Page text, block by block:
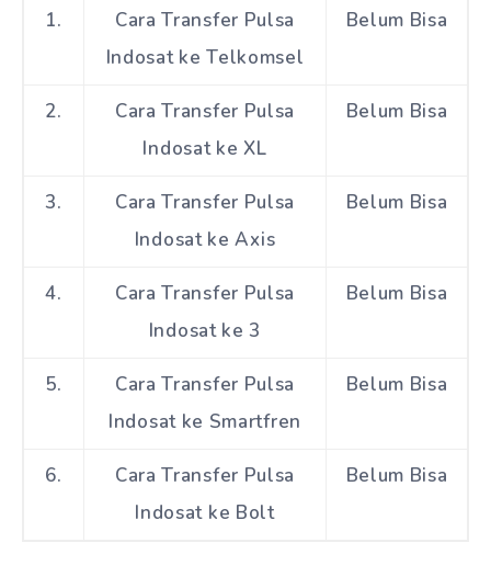
1.
Cara Transfer Pulsa
Indosat ke Telkomsel
Belum Bisa
2.
Cara Transfer Pulsa
Indosat ke XL
Belum Bisa
3.
Cara Transfer Pulsa
Indosat ke Axis
Belum Bisa
4.
Cara Transfer Pulsa
Indosat ke 3
Belum Bisa
5.
Cara Transfer Pulsa
Indosat ke Smartfren
Belum Bisa
6.
Cara Transfer Pulsa
Indosat ke Bolt
Belum Bisa